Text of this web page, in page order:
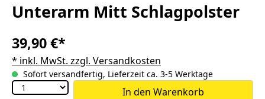
Unterarm Mitt Schlagpolster
39,90 €*
* inkl. MwSt. zzgl. Versandkosten
Sofort versandfertig, Lieferzeit ca. 3-5 Werktage
In den Warenkorb